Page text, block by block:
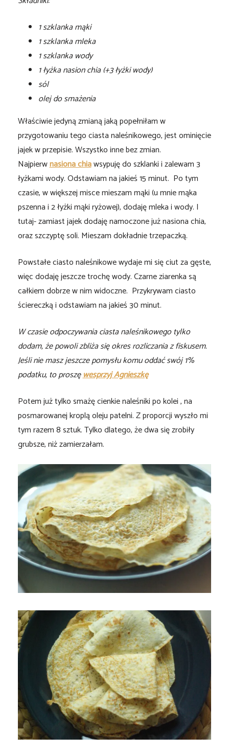
1 szklanka mąki
1 szklanka mleka
1 szklanka wody
1 łyżka nasion chia (+3 łyżki wody)
sól
olej do smażenia
Właściwie jedyną zmianą jaką popełniłam w
przygotowaniu tego ciasta naleśnikowego, jest ominięcie
jajek w przepisie. Wszystko inne bez zmian.
Najpierwnasiona chiawsypuję do szklanki i zalewam 3
łyżkami wody. Odstawiam na jakieś 15 minut. Po tym
czasie, w większej misce mieszam mąki (u mnie mąka
pszenna i 2 łyżki mąki ryżowej), dodaję mleka i wody. I
tutaj- zamiast jajek dodaję namoczone już nasiona chia,
oraz szczyptę soli. Mieszam dokładnie trzepaczką.
Powstałe ciasto naleśnikowe wydaje mi się ciut za gęste,
więc dodaję jeszcze trochę wody. Czarne ziarenka są
całkiem dobrze w nim widoczne. Przykrywam ciasto
ściereczką i odstawiam na jakieś 30 minut.
W czasie odpoczywania ciasta naleśnikowego tylko
dodam, że powoli zbliża się okres rozliczania z fiskusem.
Jeśli nie masz jeszcze pomysłu komu oddać swój 1%
podatku, to proszęwesprzyj Agnieszkę
Potem już tylko smażę cienkie naleśniki po kolei , na
posmarowanej kroplą oleju patelni. Z proporcji wyszło mi
tym razem 8 sztuk. Tylko dlatego, że dwa się zrobiły
grubsze, niż zamierzałam.